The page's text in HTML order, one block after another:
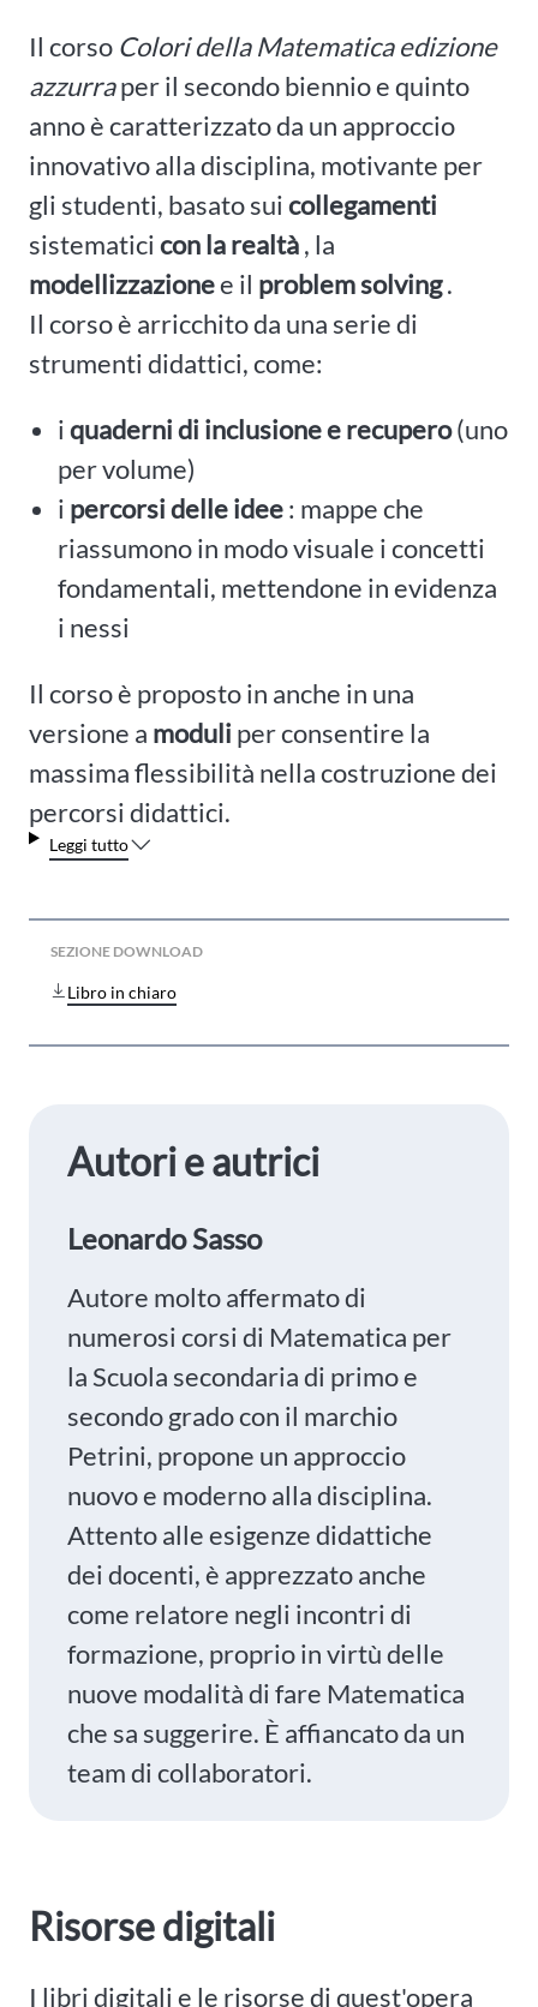
Il corso Colori della Matematica edizione
azzurraper il secondo biennio e quinto
anno è caratterizzato da un approccio
innovativo alla disciplina, motivante per
gli studenti, basato suicollegamenti
sistematicicon la realtà, la
modellizzazionee il problem solving.
Il corso è arricchito da una serie di
strumenti didattici, come:
iquaderni di inclusione e recupero(uno
per volume)
i percorsi delle idee: mappe che
riassumono in modo visuale i concetti
fondamentali, mettendone in evidenza
i nessi
Il corso è proposto in anche in una
versione a moduli per consentire la
massima flessibilità nella costruzione dei
percorsi didattici.
Leggi tutto
SEZIONE DOWNLOAD
Libro in chiaro
Autori e autrici
Leonardo Sasso
Autore molto affermato di
numerosi corsi di Matematica per
la Scuola secondaria di primo e
secondo grado con il marchio
Petrini, propone un approccio
nuovo e moderno alla disciplina.
Attento alle esigenze didattiche
dei docenti, è apprezzato anche
come relatore negli incontri di
formazione, proprio in virtù delle
nuove modalità di fare Matematica
che sa suggerire. È affiancato da un
team di collaboratori.
Risorse digitali
I libri digitali e le risorse di quest'opera